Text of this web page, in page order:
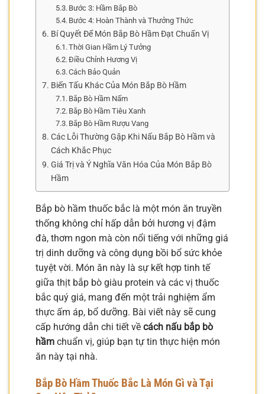
Bước 3: Hầm Bắp Bò
Bước 4: Hoàn Thành và Thưởng Thức
Bí Quyết Để Món Bắp Bò Hầm Đạt Chuẩn Vị
Thời Gian Hầm Lý Tưởng
Điều Chỉnh Hương Vị
Cách Bảo Quản
Biến Tấu Khác Của Món Bắp Bò Hầm
Bắp Bò Hầm Nấm
Bắp Bò Hầm Tiêu Xanh
Bắp Bò Hầm Rượu Vang
Các Lỗi Thường Gặp Khi Nấu Bắp Bò Hầm và
Cách Khắc Phục
Giá Trị và Ý Nghĩa Văn Hóa Của Món Bắp Bò
Hầm
Bắp bò hầm thuốc bắc là một món ăn truyền
thống không chỉ hấp dẫn bởi hương vị đậm
đà, thơm ngon mà còn nổi tiếng với những giá
trị dinh dưỡng và công dụng bồi bổ sức khỏe
tuyệt vời. Món ăn này là sự kết hợp tinh tế
giữa thịt bắp bò giàu protein và các vị thuốc
bắc quý giá, mang đến một trải nghiệm ẩm
thực ấm áp, bổ dưỡng. Bài viết này sẽ cung
cấp hướng dẫn chi tiết về cách nấu bắp bò
hầm chuẩn vị, giúp bạn tự tin thực hiện món
ăn này tại nhà.
Bắp Bò Hầm Thuốc Bắc Là Món Gì và Tại